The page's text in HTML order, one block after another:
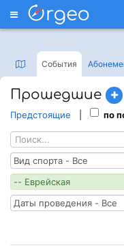
Меню
События
Прошедшие
Предстоящие по